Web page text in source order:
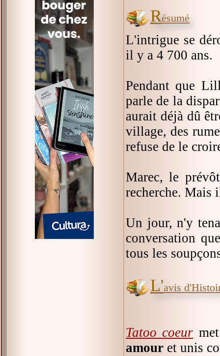
Résumé
L'intrigue se
il y a 4 700 ans.
Pendant que
parle de la
aurait déjà dû
village, des
refuse de le
Marec, le
recherche. Mais
Un jour, n'y
conversation
tous les
L'avis
Tatoo coeur
amour et unis